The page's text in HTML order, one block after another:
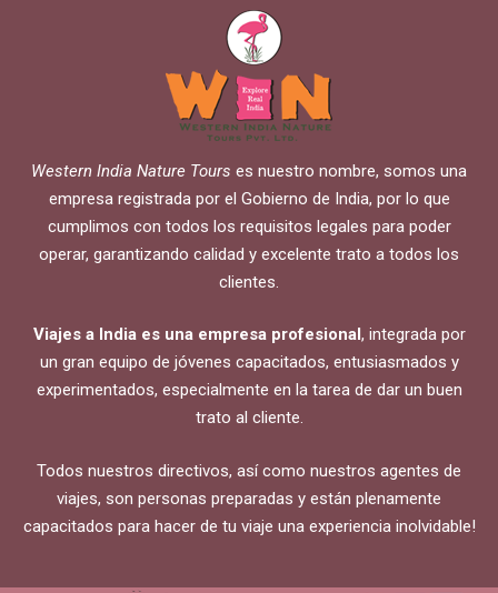
Western India Nature Tours es nuestro nombre, somos una
empresa registrada por el Gobierno de India, por lo que
cumplimos con todos los requisitos legales para poder
operar, garantizando calidad y excelente trato a todos los
clientes.
Viajes a India es una empresa profesional , integrada por
un gran equipo de jóvenes capacitados, entusiasmados y
experimentados, especialmente en la tarea de dar un buen
trato al cliente.
Todos nuestros directivos, así como nuestros agentes de
viajes, son personas preparadas y están plenamente
capacitados para hacer de tu viaje una experiencia inolvidable!